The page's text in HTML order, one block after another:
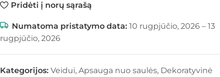
Pridėti į norų sąrašą
Numatoma pristatymo data: 10 rugpjūčio, 2026 – 13
rugpjūčio, 2026
Kategorijos: Veidui, Apsauga nuo saulės, Dekoratyvinė